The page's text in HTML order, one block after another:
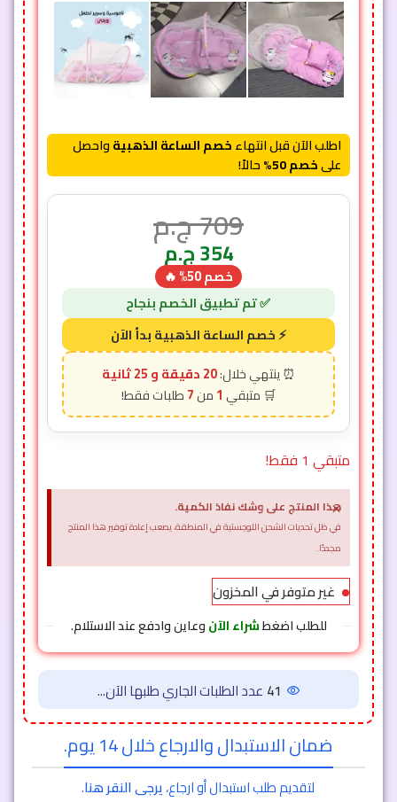
اطلب الآن قبل انتهاءخصم الساعة الذهبيةواحصل
علىخصم 50% حالاً!
709ج.م
354ج.م
خصم 50% 🔥
20 دقيقة و 23 ثانية
1
7
متبقي 1 فقط!
هذا المنتج على وشك نفاذ الكمية.
في ظل تحديات الشحن اللوجستية في المنطقة، يصعب إعادة توفير هذا المنتج
مجددًا.
×
غير متوفر في المخزون
للطلب اضغطشراء الآنوعاين وادفع عند الاستلام.
41 عدد الطلبات الجاري طلبها الآن...
ضمان الاستبدال والارجاع خلال 14 يوم.
لتقديم طلب استبدال أو ارجاع،يرجى النقر هنا.